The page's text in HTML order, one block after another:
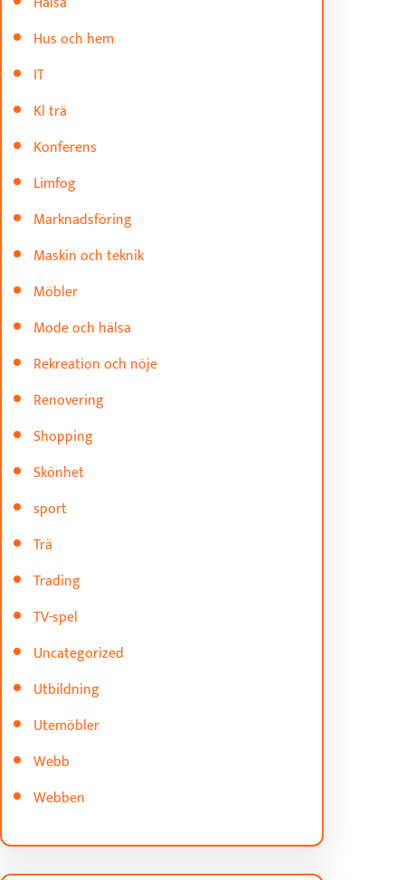
Hus och hem
IT
Kl trä
Konferens
Limfog
Marknadsföring
Maskin och teknik
Möbler
Mode och hälsa
Rekreation och nöje
Renovering
Shopping
Skönhet
sport
Trä
Trading
TV-spel
Uncategorized
Utbildning
Utemöbler
Webb
Webben